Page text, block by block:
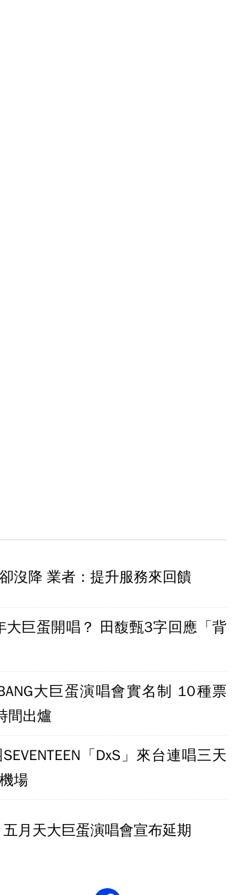
沒降 業者：提升服務來回饋
大巨蛋開唱？ 田馥甄3字回應「背
大巨蛋演唱會實名制 10種票
間出爐
「DxS」來台連唱三天
場
月天大巨蛋演唱會宣布延期